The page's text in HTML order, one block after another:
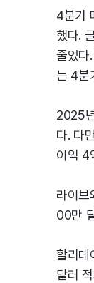
4분기
했다.
줄었다
는 4분
2025
다. 다
이익 4
라이
00만
할리
달러